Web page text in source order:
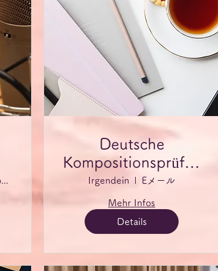
Deutsche
Kompositionsprüfung
jederzeit
Textkorrektur-
Karte für jederzeit
Irgendein Eメール
Mehr Infos
Details